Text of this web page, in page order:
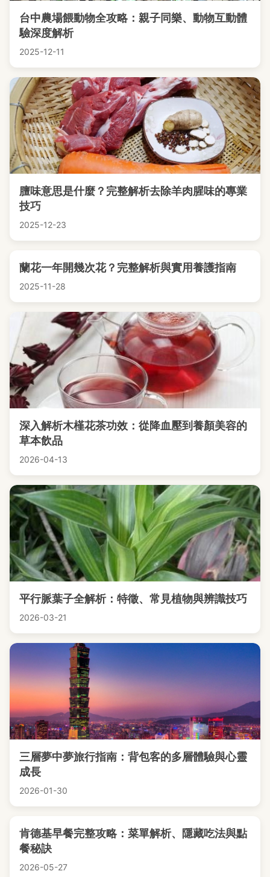
台中農場餵動物全攻略：親子同樂、動物互動體
驗深度解析
2025-12-11
膻味意思是什麼？完整解析去除羊肉腥味的專業
技巧
2025-12-23
蘭花一年開幾次花？完整解析與實用養護指南
2025-11-28
深入解析木槿花茶功效：從降血壓到養顏美容的
草本飲品
2026-04-13
平行脈葉子全解析：特徵、常見植物與辨識技巧
2026-03-21
三層夢中夢旅行指南：背包客的多層體驗與心靈
成長
2026-01-30
肯德基早餐完整攻略：菜單解析、隱藏吃法與點
餐秘訣
2026-05-27